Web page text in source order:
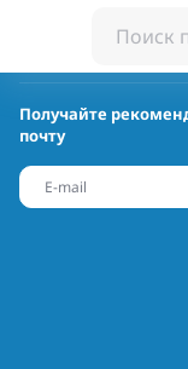
Получайте
почту